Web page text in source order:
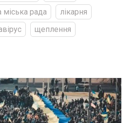
міська рада
лікарня
щеплення